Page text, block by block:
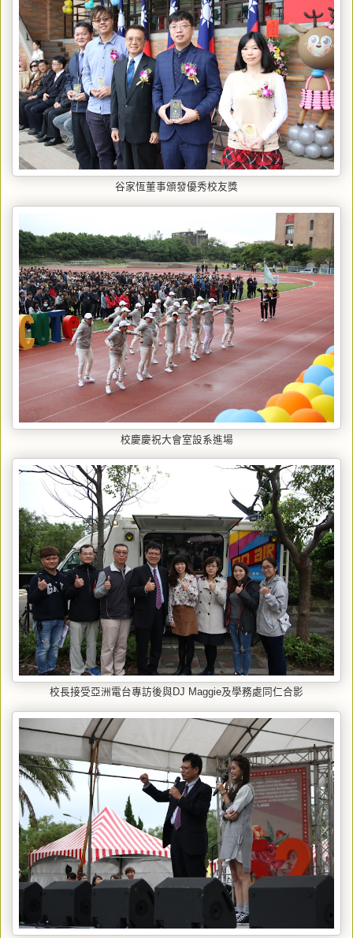
谷家恆董事頒發優秀校友獎
校慶慶祝大會室設系進場
校長接受亞洲電台專訪後與DJ Maggie及學務處同仁合影